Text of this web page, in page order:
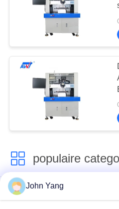
populaire
de vleklasser van de
lithiumbatterij
John Yang